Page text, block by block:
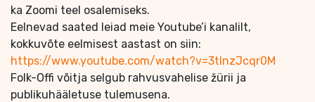
ka Zoomi teel osalemiseks.
Eelnevad saated leiad meie Youtube’i kanalilt,
kokkuvõte eelmisest aastast on siin:
https://www.youtube.com/watch?v=3tInzJcqr0M
Folk-Offi võitja selgub rahvusvahelise žürii ja
publikuhääletuse tulemusena.